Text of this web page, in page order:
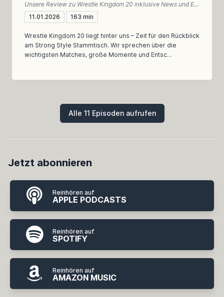
Unsere Review zu Wrestle Kingdom 20 inklusive News und Einordnung des NEW YEAR DASH!!
11.01.2026
163 min
Wrestle Kingdom 20 liegt hinter uns – Zeit für den Rückblick
am Strong Style Stammtisch. Wir sprechen über die
wichtigsten Matches, große Momente und Entsc...
Alle 11 Episoden aufrufen
Jetzt abonnieren
Reinhören auf
APPLE PODCASTS
Reinhören auf
SPOTIFY
Reinhören auf
AMAZON MUSIC